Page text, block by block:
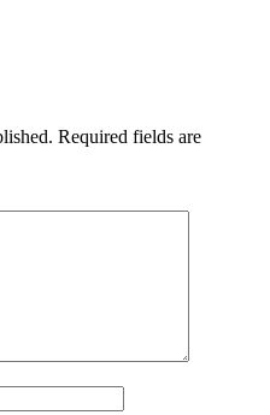
Required fields are